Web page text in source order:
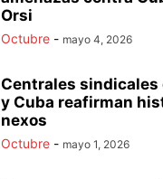
Orsi
Octubre - mayo 4, 2026
Centrales sindicales
y Cuba reafirman
nexos
Octubre - mayo 1, 2026